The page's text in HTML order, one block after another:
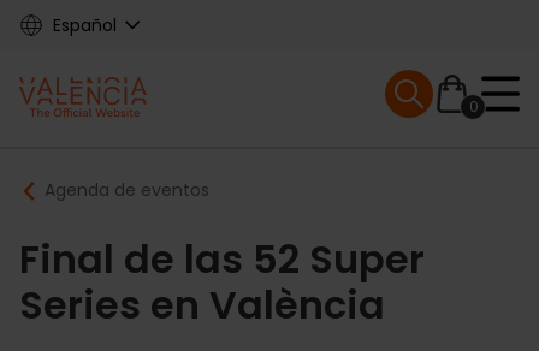
Skip
content
Español
Main
navigation
0
Mobile menu
Breadcrumb
Agenda de eventos
Final de las 52 Super
Series en València